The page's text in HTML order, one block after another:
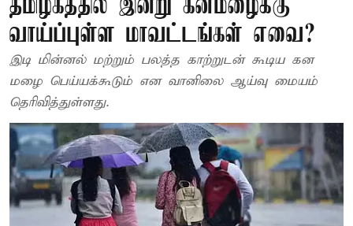
தமிழகத்தில் இன்று கனமழைக்கு
வாய்ப்புள்ள மாவட்டங்கள் எவை?
இடி மின்னல் மற்றும் பலத்த காற்றுடன் கூடிய கன
மழை பெய்யக்கூடும் என வானிலை ஆய்வு மையம்
தெரிவித்துள்ளது.